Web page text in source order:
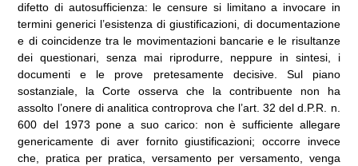
difetto di autosufficienza: le censure si limitano a invocare in
termini generici l’esistenza di giustificazioni, di documentazione
e di coincidenze tra le movimentazioni bancarie e le risultanze
dei questionari, senza mai riprodurre, neppure in sintesi, i
documenti e le prove pretesamente decisive. Sul piano
sostanziale, la Corte osserva che la contribuente non ha
assolto l’onere di analitica controprova che l’art. 32 del d.P.R. n.
600 del 1973 pone a suo carico: non è sufficiente allegare
genericamente di aver fornito giustificazioni; occorre invece
che, pratica per pratica, versamento per versamento, venga